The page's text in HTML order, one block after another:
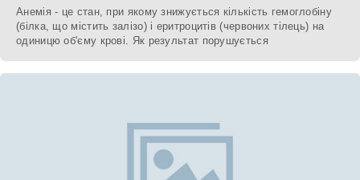
Анемія - це стан, при якому знижується кількість гемоглобіну
(білка, що містить залізо) і еритроцитів (червоних тілець) на
одиницю об'єму крові. Як результат порушується